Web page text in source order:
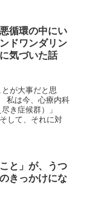
循環の中にい
ドワンダリン
気づいた話
が大事だと思
私は今、心療内科
き症候群）」
して、それに対
と」が、うつ
きっかけにな